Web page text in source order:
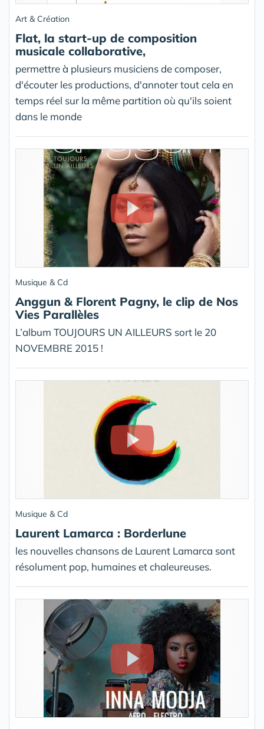
Art & Création
Flat, la start-up de composition
musicale collaborative,
permettre à plusieurs musiciens de composer,
d'écouter les productions, d'annoter tout cela en
temps réel sur la même partition où qu'ils soient
dans le monde
Musique & Cd
Anggun & Florent Pagny, le clip de Nos
Vies Parallèles
L’album TOUJOURS UN AILLEURS sort le 20
NOVEMBRE 2015 !
Musique & Cd
Laurent Lamarca : Borderlune
les nouvelles chansons de Laurent Lamarca sont
résolument pop, humaines et chaleureuses.